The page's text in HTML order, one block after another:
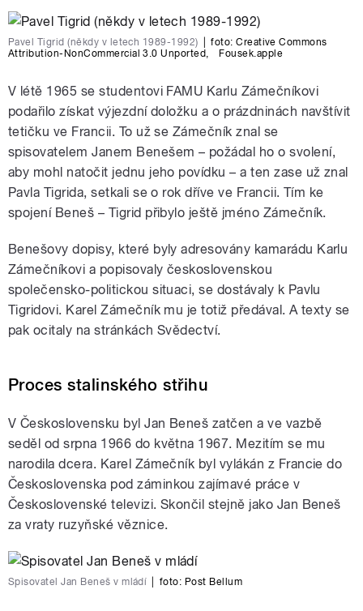
Pavel Tigrid (někdy v letech 1989-1992) foto:Creative Commons
Attribution-NonCommercial 3.0 Unported, Fousek.apple
V létě 1965 se studentovi FAMU Karlu Zámečníkovi
podařilo získat výjezdní doložku a o prázdninách navštívit
tetičku ve Francii. To už se Zámečník znal se
spisovatelem Janem Benešem – požádal ho o svolení,
aby mohl natočit jednu jeho povídku – a ten zase už znal
Pavla Tigrida, setkali se o rok dříve ve Francii. Tím ke
spojení Beneš – Tigrid přibylo ještě jméno Zámečník.
Benešovy dopisy, které byly adresovány kamarádu Karlu
Zámečníkovi a popisovaly československou
společensko-politickou situaci, se dostávaly k Pavlu
Tigridovi. Karel Zámečník mu je totiž předával. A texty se
pak ocitaly na stránkách Svědectví.
Proces stalinského střihu
V Československu byl Jan Beneš zatčen a ve vazbě
seděl od srpna 1966 do května 1967. Mezitím se mu
narodila dcera. Karel Zámečník byl vylákán z Francie do
Československa pod záminkou zajímavé práce v
Československé televizi. Skončil stejně jako Jan Beneš
za vraty ruzyňské věznice.
Spisovatel Jan Beneš v mládí foto: Post Bellum